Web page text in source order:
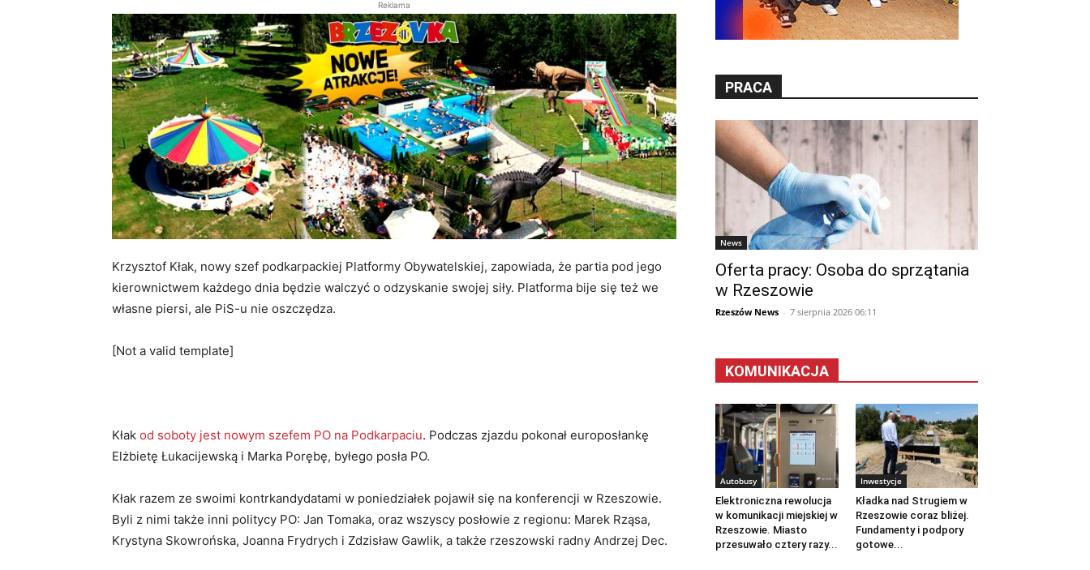
Reklama
Krzysztof Kłak, nowy szef podkarpackiej Platformy Obywatelskiej, zapowiada, że partia pod jego
kierownictwem każdego dnia będzie walczyć o odzyskanie swojej siły. Platforma bije się też we
własne piersi, ale PiS-u nie oszczędza.
[Not a valid template]
Kłak od soboty jest nowym szefem PO na Podkarpaciu. Podczas zjazdu pokonał europosłankę
Elżbietę Łukacijewską i Marka Porębę, byłego posła PO.
Kłak razem ze swoimi kontrkandydatami w poniedziałek pojawił się na konferencji w Rzeszowie.
Byli z nimi także inni politycy PO: Jan Tomaka, oraz wszyscy posłowie z regionu: Marek Rząsa,
Krystyna Skowrońska, Joanna Frydrych i Zdzisław Gawlik, a także rzeszowski radny Andrzej Dec.
PRACA
News
Oferta pracy: Osoba do sprzątania
w Rzeszowie
Rzeszów News - 7 sierpnia 2026 06:11
KOMUNIKACJA
Autobusy
Elektroniczna rewolucja
w komunikacji miejskiej w
Rzeszowie. Miasto
przesuwało cztery razy...
Inwestycje
Kładka nad Strugiem w
Rzeszowie coraz bliżej.
Fundamenty i podpory
gotowe...